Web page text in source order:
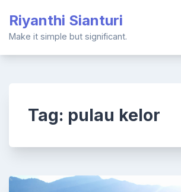
content
Riyanthi Sianturi
Make it simple but significant.
Tag: pulau kelor